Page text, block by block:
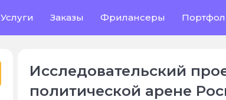
Услуги Заказы Фрилансеры
Исследовательский
политической арене